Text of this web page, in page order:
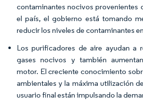
contaminantes nocivos provenientes
el país, el gobierno está tomando
reducir los niveles de contaminantes
Los purificadores de aire ayudan a
gases nocivos y también
motor. El creciente conocimiento
ambientales y la máxima utilización
usuario final están impulsando la